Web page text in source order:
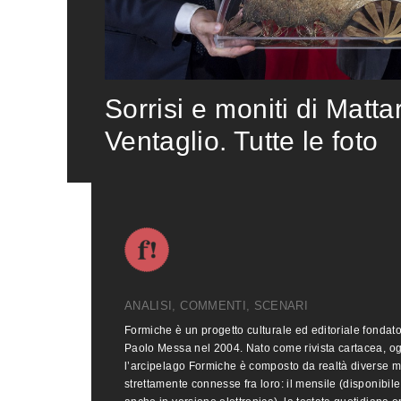
Sorrisi e moniti di
Ventaglio. Tutte le foto
ANALISI, COMMENTI, SCENARI
Formiche è un progetto culturale ed editoriale
Paolo Messa nel 2004. Nato come rivista cartacea,
l’arcipelago Formiche è composto da realtà diverse
strettamente connesse fra loro: il mensile (disponibile